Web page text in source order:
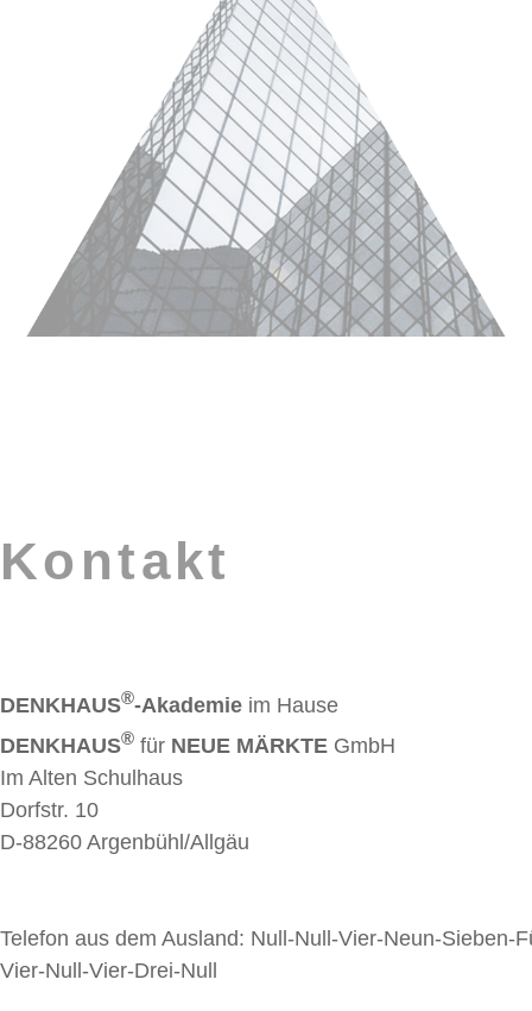
Kontakt
DENKHAUS®-Akademie im Hause
DENKHAUS® für NEUE MÄRKTE GmbH
Im Alten Schulhaus
Dorfstr. 10
D-88260 Argenbühl/Allgäu
Telefon aus dem Ausland: Null-Null-Vier-Neun-Sieben-
Vier-Null-Vier-Drei-Null